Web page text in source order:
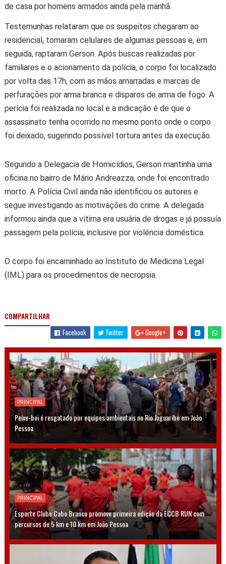
de casa por homens armados ainda pela manhã.
Testemunhas relataram que os suspeitos chegaram ao
residencial, tomaram celulares de algumas pessoas e, em
seguida, raptaram Gerson. Após buscas realizadas por
familiares e o acionamento da polícia, o corpo foi localizado
por volta das 17h, com as mãos amarradas e marcas de
perfurações por arma branca e disparos de arma de fogo. A
perícia foi realizada no local e a indicação é de que o
assassinato tenha ocorrido no mesmo ponto onde o corpo
foi deixado, sugerindo possível tortura antes da execução.
Segundo a Delegacia de Homicídios, Gerson mantinha uma
oficina no bairro de Mário Andreazza, onde foi encontrado
morto. A Polícia Civil ainda não identificou os autores e
segue investigando as motivações do crime. A delegada
informou ainda que a vítima era usuária de drogas e já possuía
passagem pela polícia, inclusive por violência doméstica.
O corpo foi encaminhado ao Instituto de Medicina Legal
(IML) para os procedimentos de necropsia.
COMPARTILHAR
Facebook
Twitter Google+
PRINCIPAL
Peixe-boi é resgatado por equipes ambientais no Rio Jaguaribe em João
Pessoa
PRINCIPAL
Esporte Clube Cabo Branco promove primeira edição da ECCB RUN com
percursos de 5 km e 10 km em João Pessoa